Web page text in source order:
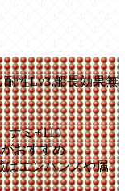
性Lv3,船長効果無
ナミ+110
がおすすめ
はエンハンスや属